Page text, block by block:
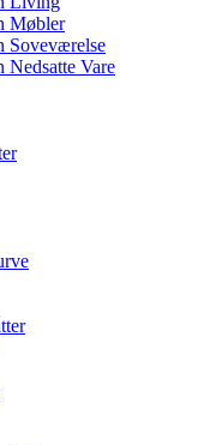
Møbler
Soveværelse
Nedsatte Vare